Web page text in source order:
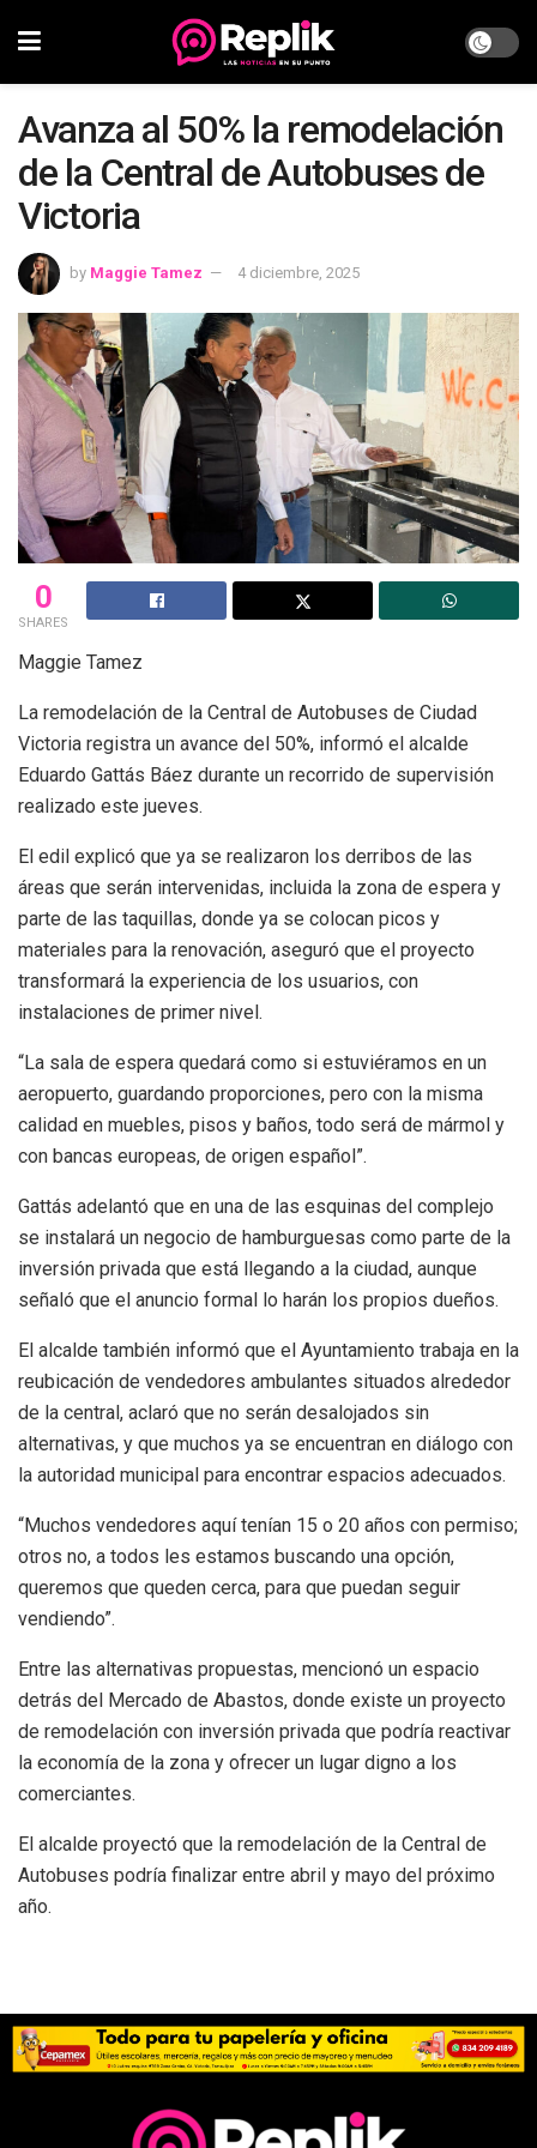
Avanza al 50% la remodelación
de la Central de Autobuses de
Victoria
by Maggie Tamez 4 diciembre, 2025
0
SHARES
Maggie Tamez
La remodelación de la Central de Autobuses de Ciudad
Victoria registra un avance del 50%, informó el alcalde
Eduardo Gattás Báez durante un recorrido de supervisión
realizado este jueves.
El edil explicó que ya se realizaron los derribos de las
áreas que serán intervenidas, incluida la zona de espera y
parte de las taquillas, donde ya se colocan picos y
materiales para la renovación, aseguró que el proyecto
transformará la experiencia de los usuarios, con
instalaciones de primer nivel.
“La sala de espera quedará como si estuviéramos en un
aeropuerto, guardando proporciones, pero con la misma
calidad en muebles, pisos y baños, todo será de mármol y
con bancas europeas, de origen español”.
Gattás adelantó que en una de las esquinas del complejo
se instalará un negocio de hamburguesas como parte de la
inversión privada que está llegando a la ciudad, aunque
señaló que el anuncio formal lo harán los propios dueños.
El alcalde también informó que el Ayuntamiento trabaja en la
reubicación de vendedores ambulantes situados alrededor
de la central, aclaró que no serán desalojados sin
alternativas, y que muchos ya se encuentran en diálogo con
la autoridad municipal para encontrar espacios adecuados.
“Muchos vendedores aquí tenían 15 o 20 años con permiso;
otros no, a todos les estamos buscando una opción,
queremos que queden cerca, para que puedan seguir
vendiendo”.
Entre las alternativas propuestas, mencionó un espacio
detrás del Mercado de Abastos, donde existe un proyecto
de remodelación con inversión privada que podría reactivar
la economía de la zona y ofrecer un lugar digno a los
comerciantes.
El alcalde proyectó que la remodelación de la Central de
Autobuses podría finalizar entre abril y mayo del próximo
año.